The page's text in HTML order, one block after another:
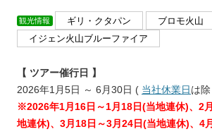
観光情報 ギリ・クタパン
ブロモ火山
イジェン火山ブルーファイア
【 ツアー催行日 】
2026年1月5日 ～ 6月30日 ( 当社休業日は
※2026年1月16日～1月18日(当地連休)、2
地連休)、3月18日～3月24日(当地連休)、4